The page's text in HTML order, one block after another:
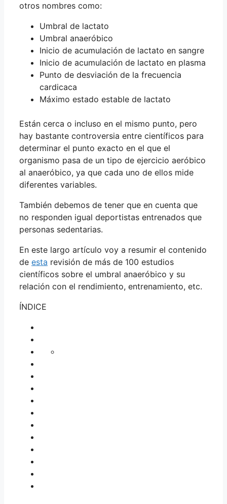
otros nombres como:
Umbral de lactato
Umbral anaeróbico
Inicio de acumulación de lactato en sangre
Inicio de acumulación de lactato en plasma
Punto de desviación de la frecuencia
cardicaca
Máximo estado estable de lactato
Están cerca o incluso en el mismo punto, pero
hay bastante controversia entre científicos para
determinar el punto exacto en el que el
organismo pasa de un tipo de ejercicio aeróbico
al anaeróbico, ya que cada uno de ellos mide
diferentes variables.
También debemos de tener que en cuenta que
no responden igual deportistas entrenados que
personas sedentarias.
En este largo artículo voy a resumir el contenido
de esta revisión de más de 100 estudios
científicos sobre el umbral anaeróbico y su
relación con el rendimiento, entrenamiento, etc.
ÍNDICE